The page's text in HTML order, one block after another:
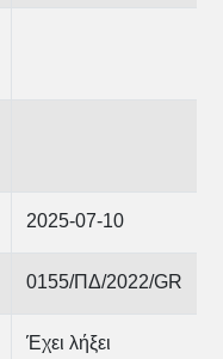
2025-07-10
0155/ΠΔ/2022/GR
Έχει λήξει